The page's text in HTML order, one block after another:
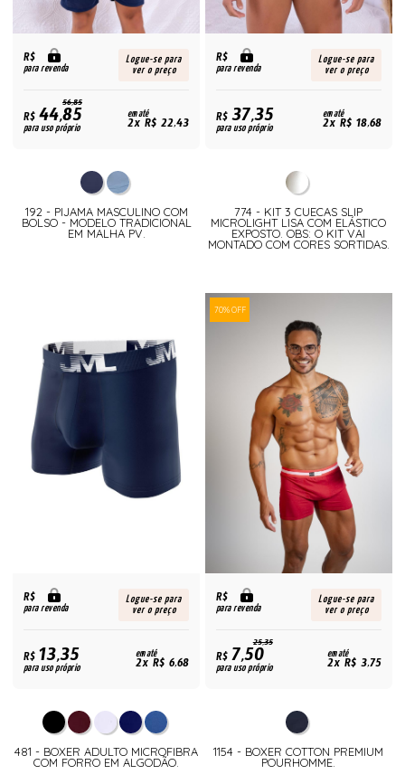
R$
para revenda
Logue-se para
ver o preço
56,85
R$44,85
para uso próprio
em até
2x R$ 22,43
192 - PIJAMA MASCULINO COM
BOLSO - MODELO TRADICIONAL
EM MALHA PV.
R$
para revenda
Logue-se para
ver o preço
R$37,35
para uso próprio
em até
2x R$ 18,68
774 - KIT 3 CUECAS SLIP
MICROLIGHT LISA COM ELÁSTICO
EXPOSTO. OBS: O KIT VAI
MONTADO COM CORES SORTIDAS.
R$
para revenda
Logue-se para
ver o preço
R$13,35
para uso próprio
em até
2x R$ 6,68
481 - BOXER ADULTO MICROFIBRA
COM FORRO EM ALGODÃO.
70% OFF
R$
para revenda
Logue-se para
ver o preço
25,35
R$7,50
para uso próprio
em até
2x R$ 3,75
1154 - BOXER COTTON PREMIUM
POURHOMME.